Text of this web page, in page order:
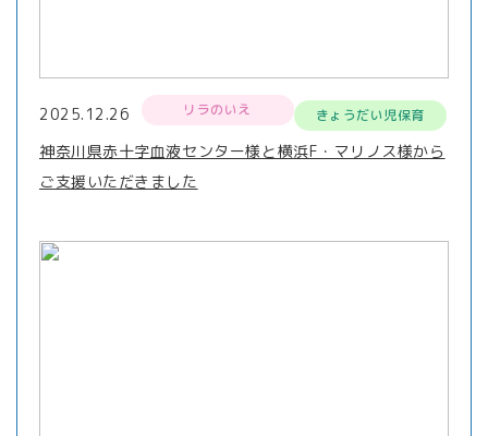
2025.12.26 リラのいえ きょうだい児保育
神奈川県赤十字血液センター様と横浜F・マリノス様から
ご支援いただきました